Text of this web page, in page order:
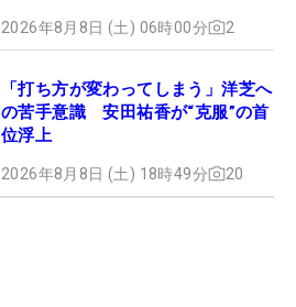
2026年8月8日 (土) 06時00分 2
「打ち方が変わってしまう」洋芝へ
の苦手意識 安田祐香が“克服”の首
位浮上
2026年8月8日 (土) 18時49分 20